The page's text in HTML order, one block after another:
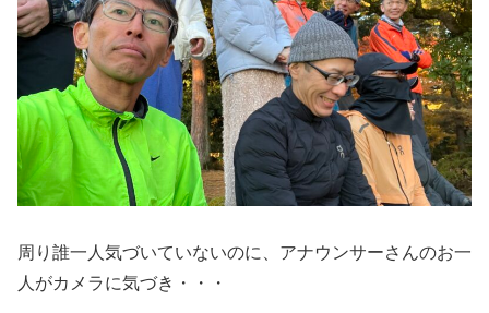
周り誰一人気づいていないのに、アナウンサーさんのお一
人がカメラに気づき・・・